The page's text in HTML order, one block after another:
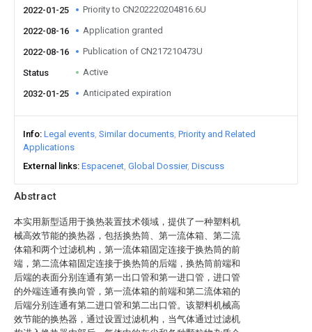
Abstract
本实用新型适用于换热装置技术领域，提供了一种塑料机
械高效节能的换热器，包括换热筒、第一流体箱、第二流
体箱和两个过滤机构，第一流体箱固定连接于换热筒的前
端，第二流体箱固定连接于换热筒的后端，换热筒前端和
后端的表面分别连通有第一出口管和第一进口管，进口管
的外端连通有换向管，第一流体箱的前端和第二流体箱的
后端分别连通有第二进口管和第二出口管。该塑料机械高
效节能的换热器，通过设置过滤机构，当气体通过过滤机
2022-01-25
Priority to CN202220204816.6U
2022-08-16 Application granted
2022-08-16 Publication of CN217210473U
Status Active
2032-01-25 Anticipated expiration
Info Legal events Similar documents Priority and Related
Applications
External links Espacenet Global Dossier Discuss